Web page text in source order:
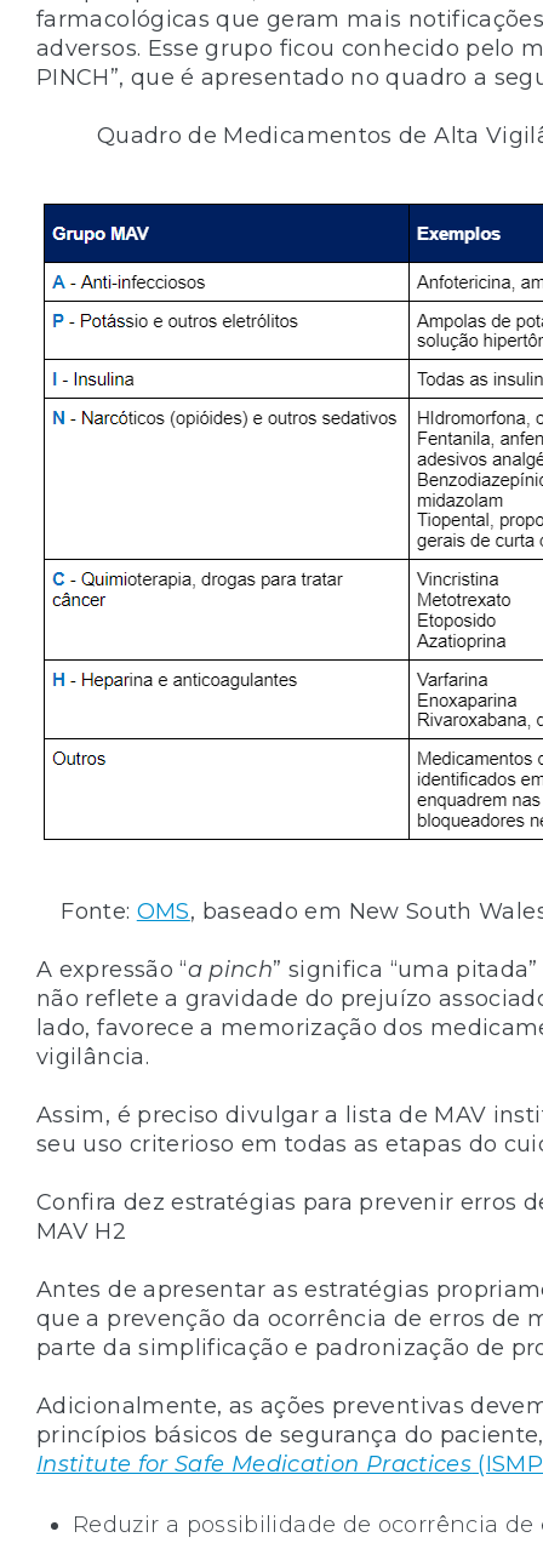
farmacológicas que geram mais
adversos. Esse grupo ficou conhecido pelo
PINCH”, que é apresentado no quadro a
Quadro de Medicamentos de Alta
Fonte: OMS, baseado em New South
A expressão “a pinch” significa “uma
não reflete a gravidade do prejuízo
lado, favorece a memorização dos
vigilância.
Assim, é preciso divulgar a lista de MAV
seu uso criterioso em todas as etapas do
Confira dez estratégias para prevenir erros
MAV H2
Antes de apresentar as estratégias
que a prevenção da ocorrência de erros de
parte da simplificação e padronização de
Adicionalmente, as ações preventivas
princípios básicos de segurança do
Institute for Safe Medication Practices
Reduzir a possibilidade de ocorrência de